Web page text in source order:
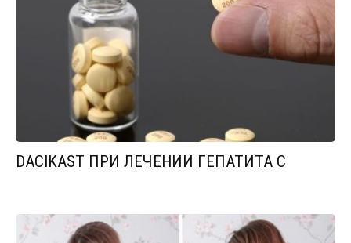
DACIKAST ПРИ ЛЕЧЕНИИ ГЕПАТИТА С